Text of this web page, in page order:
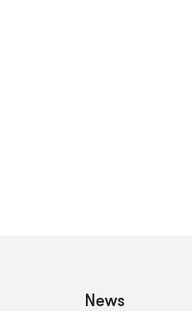
News